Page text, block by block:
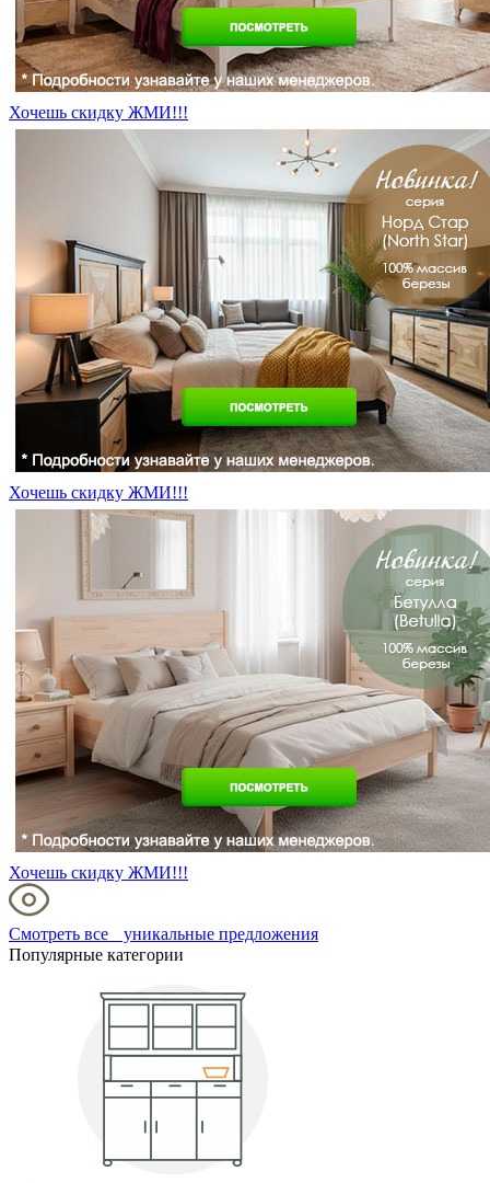
Хочешь скидку ЖМИ!!!
Хочешь скидку ЖМИ!!!
Хочешь скидку ЖМИ!!!
Смотреть все уникальные предложения
Популярные категории